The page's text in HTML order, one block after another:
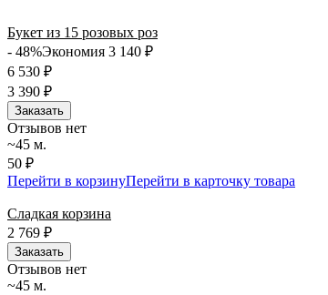
Букет из 15 розовых роз
- 48%Экономия 3 140 ₽
6 530 ₽
3 390 ₽
Заказать
Отзывов нет
~45 м.
50 ₽
Перейти в корзинуПерейти в карточку товара
Сладкая корзина
2 769 ₽
Заказать
Отзывов нет
~45 м.